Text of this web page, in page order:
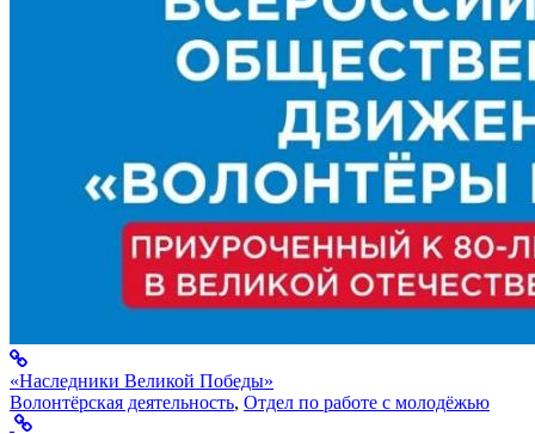
«Наследники Великой Победы»
Волонтёрская деятельность, Отдел по работе с молодёжью